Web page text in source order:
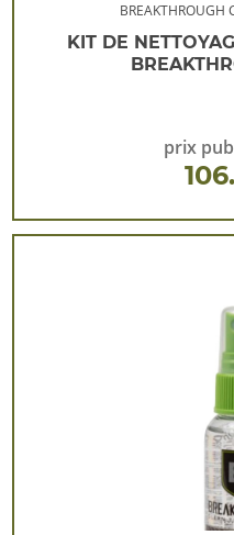
BREAKTHROUGH
KIT DE
prix